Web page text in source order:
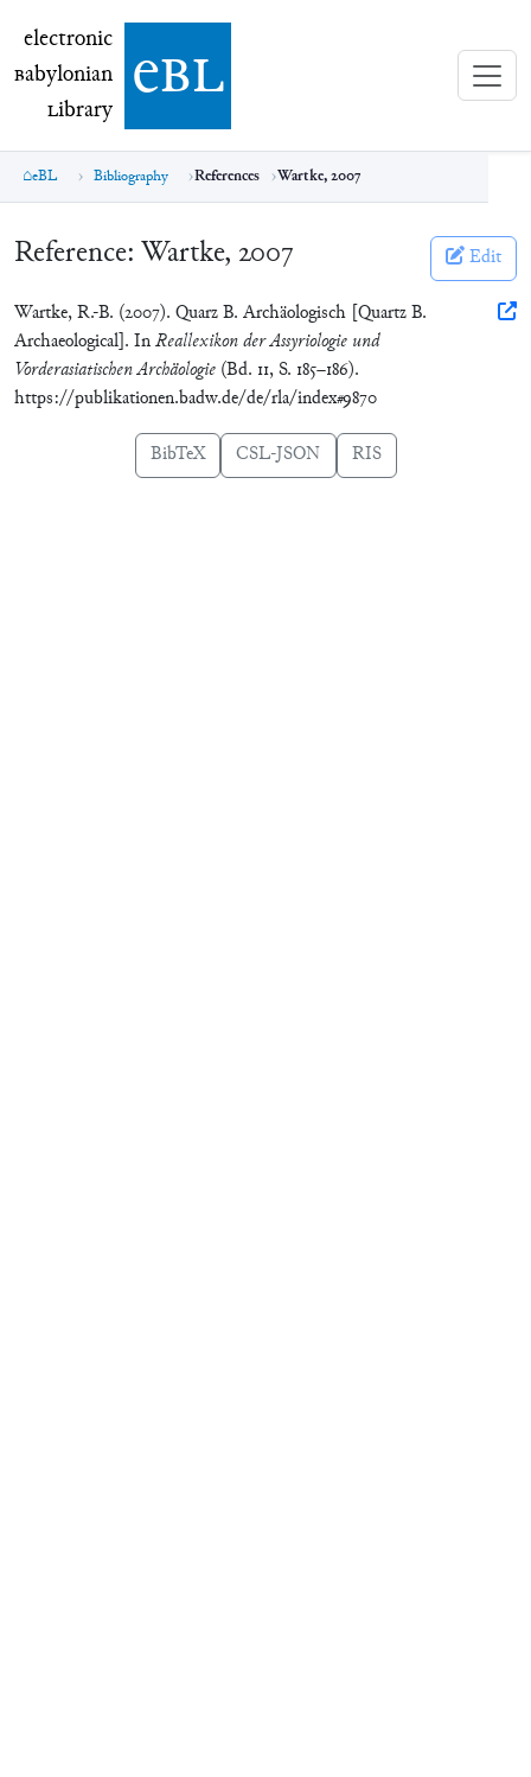
electronic Babylonian Library (eBL)
electronic
Babylonian
Library ebl
eBL Bibliography References Wartke, 2007
Reference: Wartke, 2007 Edit
Wartke, R.-B. (2007). Quarz B. Archäologisch [Quartz B.
Archaeological]. InReallexikon der Assyriologie und
Vorderasiatischen Archäologie (Bd. 11, S. 185–186).
https://publikationen.badw.de/de/rla/index#9870
BibTeX CSL-JSON RIS